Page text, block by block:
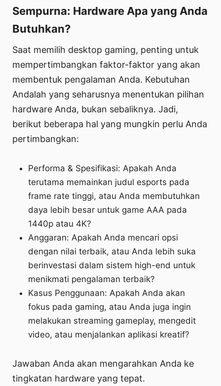
Sempurna: Hardware Apa yang Anda
Butuhkan?
Saat memilih desktop gaming, penting untuk
mempertimbangkan faktor-faktor yang akan
membentuk pengalaman Anda. Kebutuhan
Andalah yang seharusnya menentukan pilihan
hardware Anda, bukan sebaliknya. Jadi,
berikut beberapa hal yang mungkin perlu Anda
pertimbangkan:
Performa & Spesifikasi: Apakah Anda
terutama memainkan judul esports pada
frame rate tinggi, atau Anda membutuhkan
daya lebih besar untuk game AAA pada
1440p atau 4K?
Anggaran: Apakah Anda mencari opsi
dengan nilai terbaik, atau Anda lebih suka
berinvestasi dalam sistem high-end untuk
menikmati pengalaman terbaik?
Kasus Penggunaan: Apakah Anda akan
fokus pada gaming, atau Anda juga ingin
melakukan streaming gameplay, mengedit
video, atau menjalankan aplikasi kreatif?
Jawaban Anda akan mengarahkan Anda ke
tingkatan hardware yang tepat.